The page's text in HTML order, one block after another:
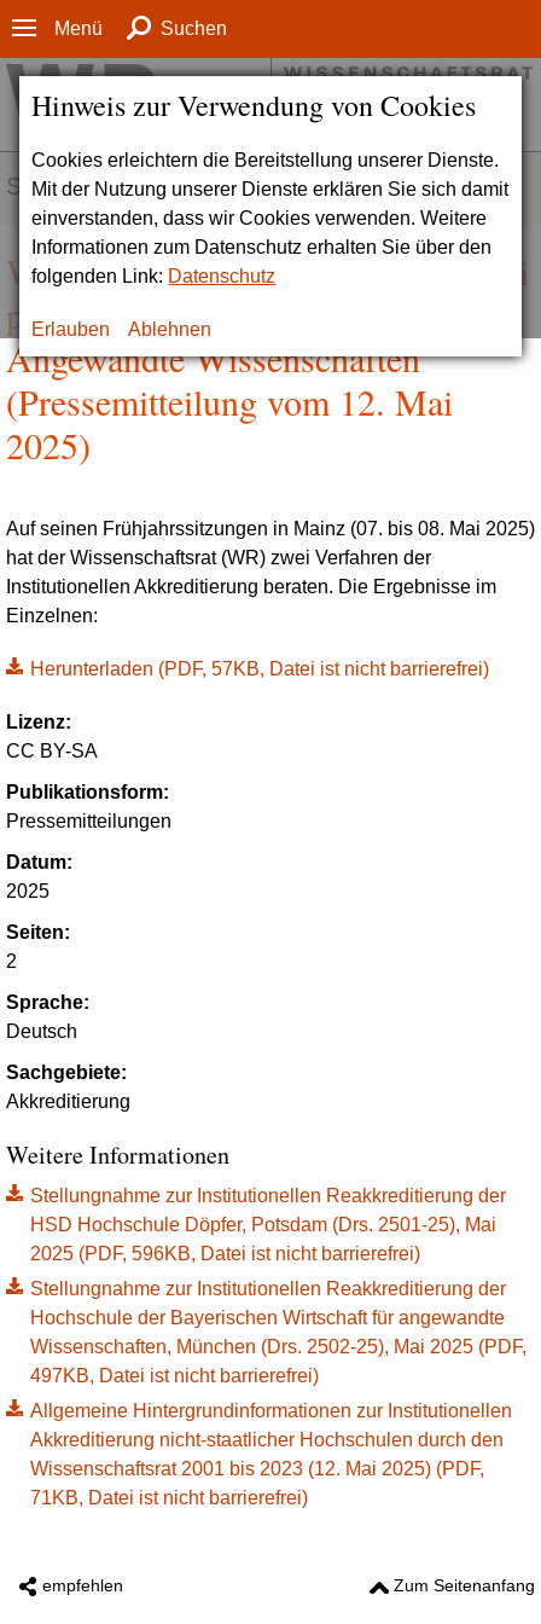
Hinweis zur Verwendung von Cookies
Cookies erleichtern die Bereitstellung unserer Dienste.
Mit der Nutzung unserer Dienste erklären Sie sich damit
einverstanden, dass wir Cookies verwenden. Weitere
Informationen zum Datenschutz erhalten Sie über den
folgenden Link: Datenschutz
Erlauben Ablehnen
Menü Suchen
SERVICE
Wissenschaftsrat reakkreditiert zwei
private Hochschulen für
Angewandte Wissenschaften
(Pressemitteilung vom 12. Mai
2025)
Auf seinen Frühjahrssitzungen in Mainz (07. bis 08. Mai 2025)
hat der Wissenschaftsrat (WR) zwei Verfahren der
Institutionellen Akkreditierung beraten. Die Ergebnisse im
Einzelnen:
Herunterladen (PDF, 57KB, Datei ist nicht barrierefrei)
Lizenz:
CC BY-SA
Publikationsform:
Pressemitteilungen
Datum:
2025
Seiten:
2
Sprache:
Deutsch
Sachgebiete:
Akkreditierung
Weitere Informationen
Stellungnahme zur Institutionellen Reakkreditierung der
HSD Hochschule Döpfer, Potsdam (Drs. 2501-25), Mai
2025 (PDF, 596KB, Datei ist nicht barrierefrei)
Stellungnahme zur Institutionellen Reakkreditierung der
Hochschule der Bayerischen Wirtschaft für angewandte
Wissenschaften, München (Drs. 2502-25), Mai 2025 (PDF,
497KB, Datei ist nicht barrierefrei)
Allgemeine Hintergrundinformationen zur Institutionellen
Akkreditierung nicht-staatlicher Hochschulen durch den
Wissenschaftsrat 2001 bis 2023 (12. Mai 2025) (PDF,
71KB, Datei ist nicht barrierefrei)
empfehlen Zum Seitenanfang